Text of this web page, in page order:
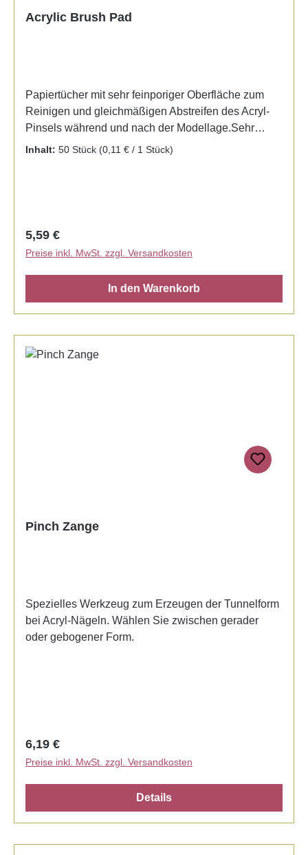
Acrylic Brush Pad
Papiertücher mit sehr feinporiger Oberfläche zum
Reinigen und gleichmäßigen Abstreifen des Acryl-
Pinsels während und nach der Modellage.Sehr
wichtig, um das korrekte Mischungsverhältnis von
Inhalt: 50 Stück (0,11 € / 1 Stück)
Regulärer Preis:
5,59 €
Preise inkl. MwSt. zzgl. Versandkosten
In den Warenkorb
Pinch Zange
Spezielles Werkzeug zum Erzeugen der Tunnelform
bei Acryl-Nägeln. Wählen Sie zwischen gerader
oder gebogener Form.
Regulärer Preis:
6,19 €
Preise inkl. MwSt. zzgl. Versandkosten
Details